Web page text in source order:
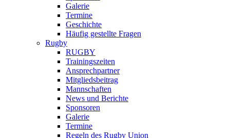
Galerie
Termine
Geschichte
Häufig gestellte Fragen
Rugby
RUGBY
Trainingszeiten
Ansprechpartner
Mitgliedsbeitrag
Mannschaften
News und Berichte
Sponsoren
Galerie
Termine
Regeln des Rugby Union